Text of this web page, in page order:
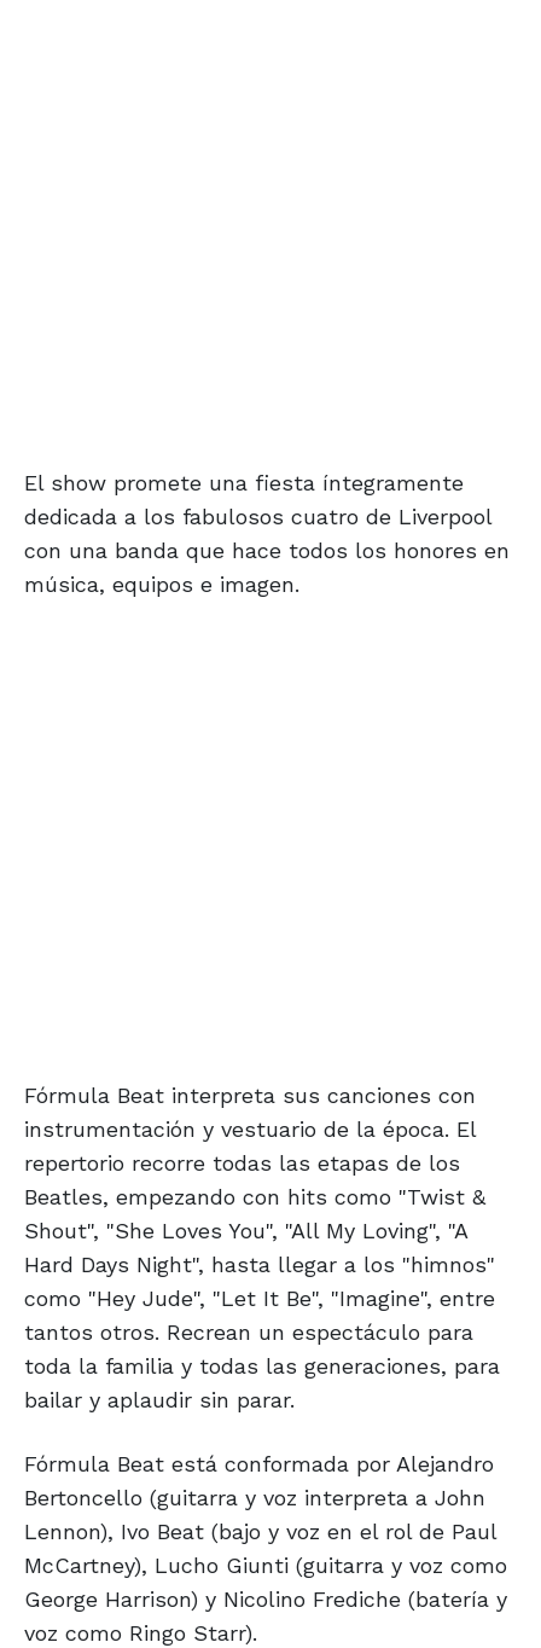
El show promete una fiesta íntegramente
dedicada a los fabulosos cuatro de Liverpool
con una banda que hace todos los honores en
música, equipos e imagen.
Fórmula Beat interpreta sus canciones con
instrumentación y vestuario de la época. El
repertorio recorre todas las etapas de los
Beatles, empezando con hits como "Twist &
Shout", "She Loves You", "All My Loving", "A
Hard Days Night", hasta llegar a los "himnos"
como "Hey Jude", "Let It Be", "Imagine", entre
tantos otros. Recrean un espectáculo para
toda la familia y todas las generaciones, para
bailar y aplaudir sin parar.
Fórmula Beat está conformada por Alejandro
Bertoncello (guitarra y voz interpreta a John
Lennon), Ivo Beat (bajo y voz en el rol de Paul
McCartney), Lucho Giunti (guitarra y voz como
George Harrison) y Nicolino Frediche (batería y
voz como Ringo Starr).